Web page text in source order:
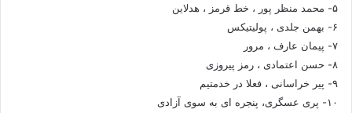
۵- محمد منظر پور ، خط قرمز ، هدلاین
۶- بهمن جلدی ، پولیتیکس
۷- پیمان عارف ، مرور
۸- حسن اعتمادی ، رمز پیروزی
۹- پیر خراسانی ، فعلا در خدمتیم
۱۰- پری عسگری، پنجره ای به سوی آزادی